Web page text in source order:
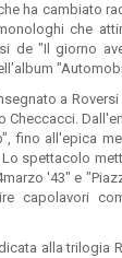
ha cambiato
che
de "Il giorno
a
Checcacci.
fino all'epica
spettacolo
'43" e
capolavori
alla trilogia